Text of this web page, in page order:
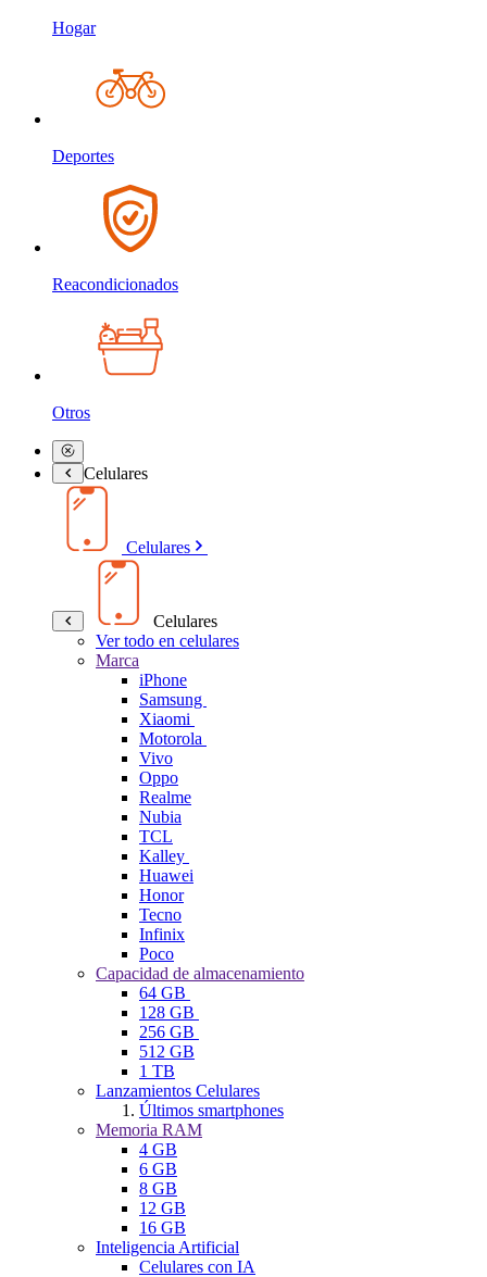
Hogar
Deportes
Reacondicionados
Otros
Celulares
Celulares
Celulares
Ver todo en celulares
Marca
iPhone
Samsung
Xiaomi
Motorola
Vivo
Oppo
Realme
Nubia
TCL
Kalley
Huawei
Honor
Tecno
Infinix
Poco
Capacidad de almacenamiento
64 GB
128 GB
256 GB
512 GB
1 TB
Lanzamientos Celulares
Últimos smartphones
Memoria RAM
4 GB
6 GB
8 GB
12 GB
16 GB
Inteligencia Artificial
Celulares con IA